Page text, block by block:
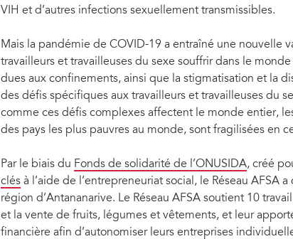
de l’entreprise sociale.
VIH et d’autres infections sexuellement transmissibles.
Mais la pandémie de COVID-19 a entraîné une nouvelle
travailleurs et travailleuses du sexe souffrir dans le
dues aux confinements, ainsi que la stigmatisation et la
des défis spécifiques aux travailleurs et travailleuses du
comme ces défis complexes affectent le monde entier,
des pays les plus pauvres au monde, sont fragilisées en
Par le biais du Fonds de solidarité de l’ONUSIDA, créé
clésà l’aide de l’entrepreneuriat social, le Réseau AFSA
région d’Antananarive. Le Réseau AFSA soutient 10
et la vente de fruits, légumes et vêtements, et leur
financière afin d’autonomiser leurs entreprises